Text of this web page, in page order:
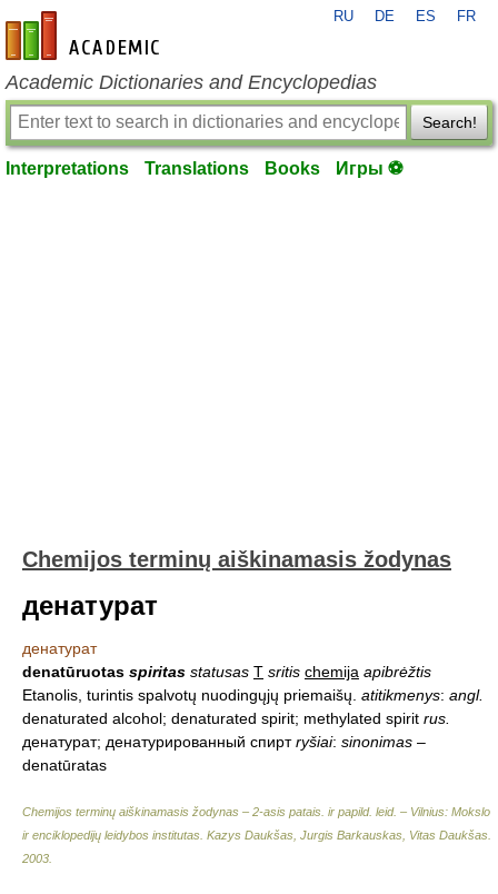
en-academic.com
RU DE ES FR
Academic Dictionaries and Encyclopedias
Search!
Interpretations Translations Books Игры ⚽
Chemijos terminų aiškinamasis žodynas
денатурат
денатурат
denatūruotas spiritas statusas T sritis chemija apibrėžtis
Etanolis, turintis spalvotų nuodingųjų priemaišų. atitikmenys: angl.
denaturated alcohol; denaturated spirit; methylated spirit rus.
денатурат; денатурированный спиртryšiai: sinonimas –
denatūratas
Chemijos terminų aiškinamasis žodynas – 2-asis patais. ir papild. leid. – Vilnius: Mokslo
ir enciklopedijų leidybos institutas Kazys Daukšas, Jurgis Barkauskas, Vitas Daukšas
2003